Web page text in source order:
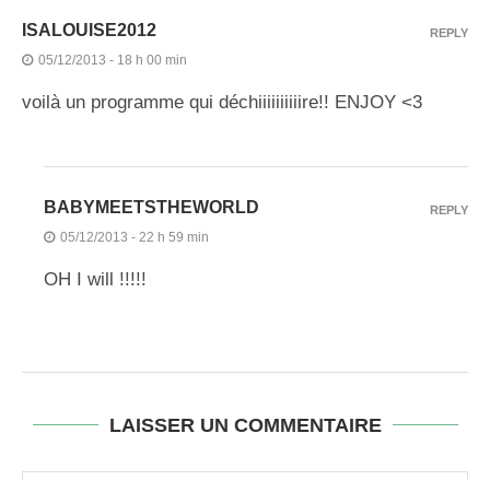
ISALOUISE2012
05/12/2013 - 18 h 00 min
voilà un programme qui déchiiiiiiiiiire!! ENJOY <3
REPLY
BABYMEETSTHEWORLD
05/12/2013 - 22 h 59 min
OH I will !!!!!
REPLY
LAISSER UN COMMENTAIRE